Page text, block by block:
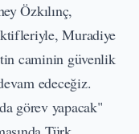
Özkılınç,
Muradiye
caminin güvenlik
edeceğiz.
görev yapacak"